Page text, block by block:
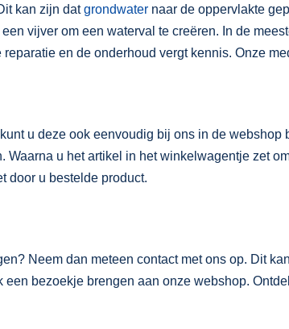
kan zijn datgrondwater naar de oppervlakte
vijver om een waterval te creëren. In de
en de onderhoud vergt kennis. Onze
u deze ook eenvoudig bij ons in de
u het artikel in het winkelwagentje zet
door u bestelde product.
Neem dan meteen contact met ons op. Dit
bezoekje brengen aan onze webshop.